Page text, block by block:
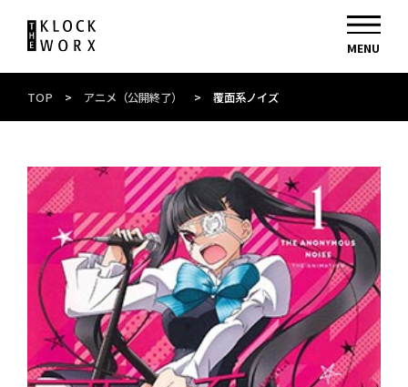
TOP > アニメ（公開終了） > 覆面系ノイズ